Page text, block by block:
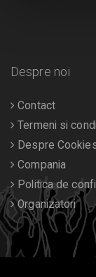
Despre noi
Contact
Termeni si
Despre
Compania
Politica de
Organizatori